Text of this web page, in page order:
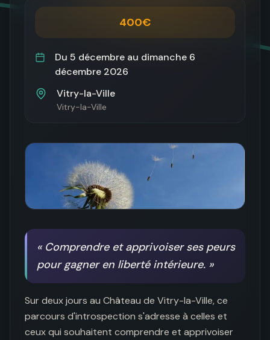
400€
Du 5 décembre au dimanche 6
décembre 2026
Vitry-la-Ville
Vitry-la-Ville
« Comprendre et apprivoiser ses peurs
pour gagner en liberté intérieure. »
Sur deux jours au Château de Vitry-la-Ville, ce
parcours d'introspection s'adresse à celles et
ceux qui souhaitent comprendre et apprivoiser